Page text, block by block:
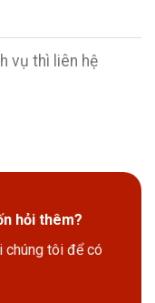
vụ thì liên hệ
hỏi thêm?
chúng tôi để có